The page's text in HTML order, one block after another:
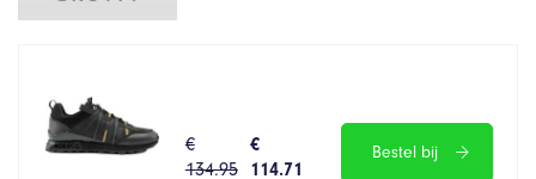
€
134.95
€
114.71
Bestel bij